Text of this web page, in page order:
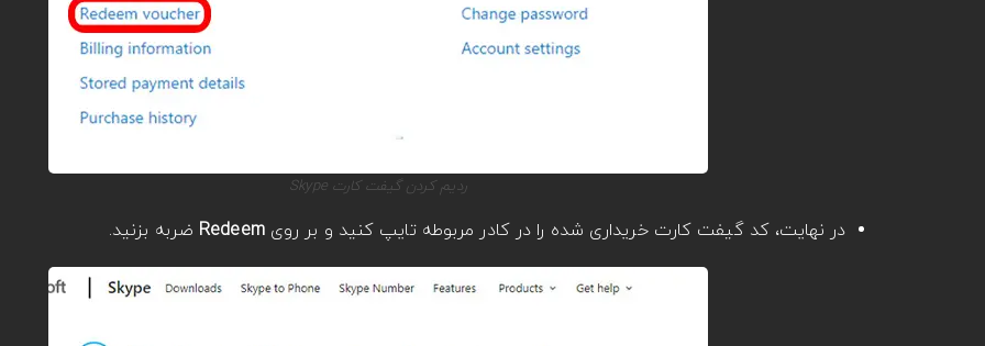
ردیم کردن گیفت کارت Skype
در نهایت، کد گیفت کارت خریداری شده را در کادر مربوطه تایپ کنید و بر روی Redeem ضربه بزنید.